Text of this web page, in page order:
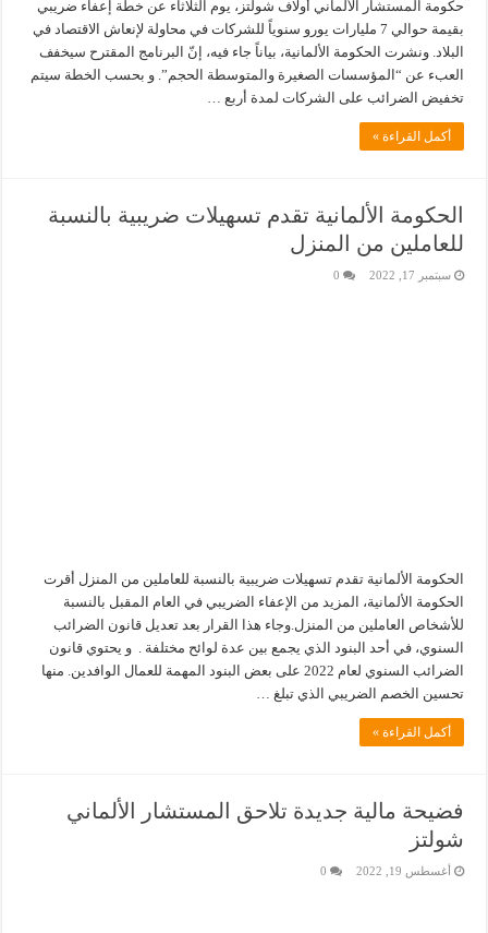
حكومة المستشار الألماني أولاف شولتز، يوم الثلاثاء عن خطة إعفاء ضريبي
بقيمة حوالي 7 مليارات يورو سنوياً للشركات في محاولة لإنعاش الاقتصاد في
البلاد. ونشرت الحكومة الألمانية، بياناً جاء فيه، إنّ البرنامج المقترح سيخفف
العبء عن “المؤسسات الصغيرة والمتوسطة الحجم”. و بحسب الخطة سيتم
تخفيض الضرائب على الشركات لمدة أربع …
أكمل القراءة »
الحكومة الألمانية تقدم تسهيلات ضريبية بالنسبة
للعاملين من المنزل
سبتمبر 17, 2022 0
الحكومة الألمانية تقدم تسهيلات ضريبية بالنسبة للعاملين من المنزل أقرت
الحكومة الألمانية، المزيد من الإعفاء الضريبي في العام المقبل بالنسبة
للأشخاص العاملين من المنزل.وجاء هذا القرار بعد تعديل قانون الضرائب
السنوي، في أحد البنود الذي يجمع بين عدة لوائح مختلفة . و يحتوي قانون
الضرائب السنوي لعام 2022 على بعض البنود المهمة للعمال الوافدين. منها
تحسين الخصم الضريبي الذي تبلغ …
أكمل القراءة »
فضيحة مالية جديدة تلاحق المستشار الألماني
شولتز
أغسطس 19, 2022 0